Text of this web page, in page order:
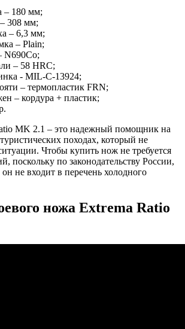
– 180 мм;
308 мм;
– 6,3 мм;
– Plain;
N690Co;
– 58 HRC;
- MIL-C-13924;
– термопластик FRN;
– кордура + пластик;
MK 2.1 – это надежный помощник на
походах, который не
Чтобы купить нож не требуется
поскольку по законодательству России,
не входит в перечень холодного
ножа Extrema Ratio